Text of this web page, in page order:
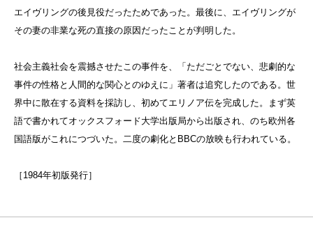
エイヴリングの後見役だったためであった。最後に、エイヴリングが
その妻の非業な死の直接の原因だったことが判明した。
社会主義社会を震撼させたこの事件を、「ただごとでない、悲劇的な
事件の性格と人間的な関心とのゆえに」著者は追究したのである。世
界中に散在する資料を採訪し、初めてエリノア伝を完成した。まず英
語で書かれてオックスフォード大学出版局から出版され、のち欧州各
国語版がこれにつづいた。二度の劇化とBBCの放映も行われている。
［1984年初版発行］